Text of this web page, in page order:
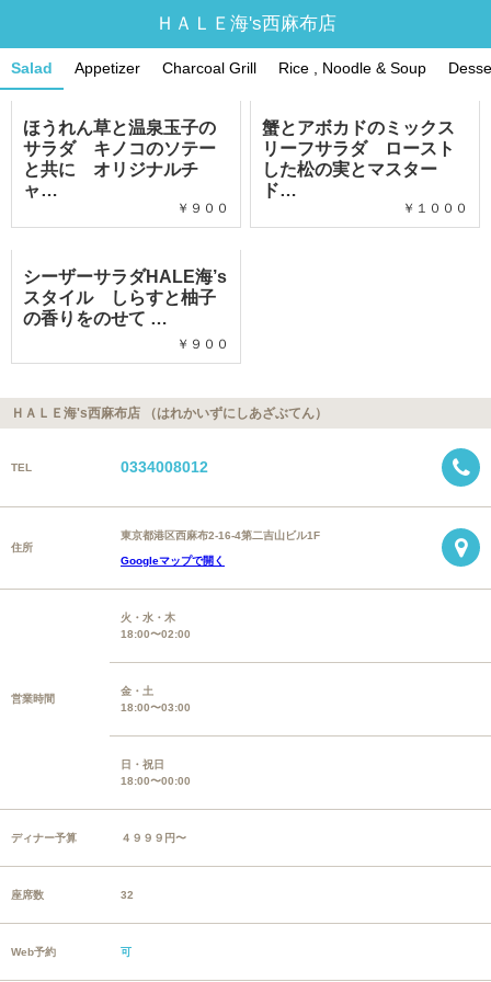
ＨＡＬＥ海's西麻布店
Salad Appetizer Charcoal Grill Rice , Noodle & Soup
ほうれん草と温泉玉子の
サラダ キノコのソテー
と共に オリジナルチ
ャ…
￥９００
蟹とアボカドのミックス
リーフサラダ ロースト
した松の実とマスター
ド…
￥１０００
シーザーサラダHALE海’s
スタイル しらすと柚子
の香りをのせて …
￥９００
ＨＡＬＥ海's西麻布店 （はれかいずにしあざぶてん）
TEL 0334008012
住所
東京都港区西麻布2-16-4第二吉山ビル1F
Googleマップで開く
営業時間
火・水・木
18:00〜02:00
金・土
18:00〜03:00
日・祝日
18:00〜00:00
ディナー予算 ４９９９円〜
座席数 32
Web予約 可